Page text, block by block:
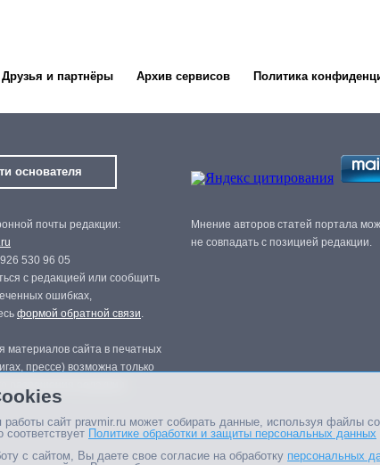
Друзья и партнёры Архив сервисов Политика
основателя
почты редакции:
530 96 05
с редакцией или сообщить
ошибках,
формой обратной связи.
материалов сайта в печатных
прессе) возможна только
Мнение авторов статей портала
не совпадать с позицией редакции.
сайт pravmir.ru может собирать данные, используя файлы
Политике обработки и защиты персональных данных
с сайтом, Вы даете свое согласие на обработку персональных